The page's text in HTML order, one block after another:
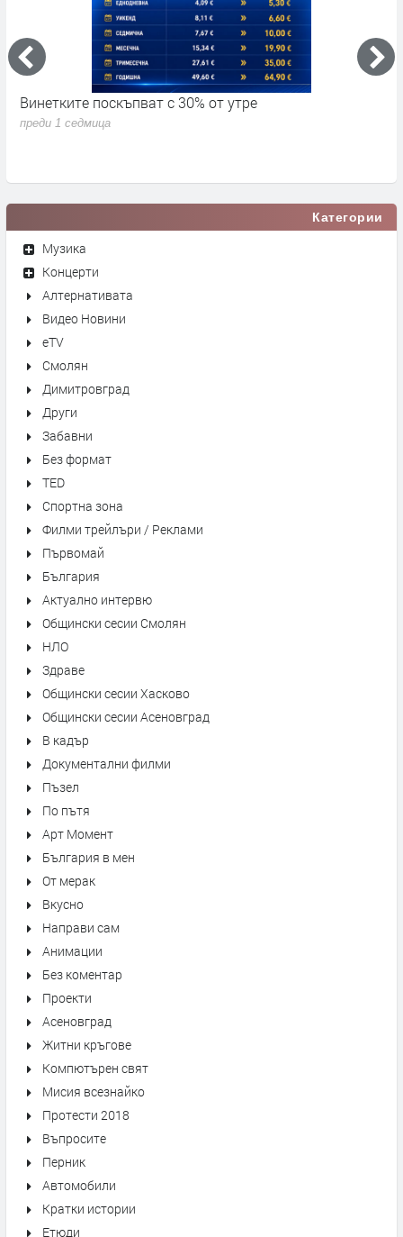
Винетките поскъпват с 30% от утре
преди 1 седмица
Категории
Музика
Концерти
Алтернативата
Видео Новини
eTV
Смолян
Димитровград
Други
Забавни
Без формат
TED
Спортна зона
Филми трейлъри / Реклами
Първомай
България
Актуално интервю
Общински сесии Смолян
НЛО
Здраве
Общински сесии Хасково
Общински сесии Асеновград
В кадър
Документални филми
Пъзел
По пътя
Арт Момент
България в мен
От мерак
Вкусно
Направи сам
Анимации
Без коментар
Проекти
Асеновград
Житни кръгове
Компютърен свят
Мисия всезнайко
Протести 2018
Въпросите
Перник
Автомобили
Кратки истории
Етюди